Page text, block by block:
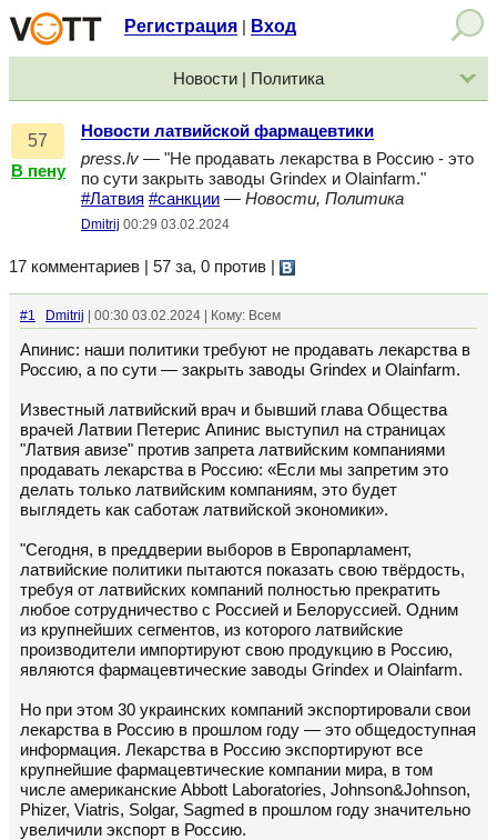
Регистрация Вход
Новости | Политика
57
В пену
Новости латвийской фармацевтики
press.lv — "Не продавать лекарства в Россию - это
по сути закрыть заводы Grindex и Olainfarm."
#Латвия #санкции — Новости, Политика
Dmitrij 00:29 03.02.2024
17 комментариев | 57 за, 0 против
#1 Dmitrij | 00:30 03.02.2024 | Кому: Всем
Апинис: наши политики требуют не продавать лекарства в
Россию, а по сути — закрыть заводы Grindex и Olainfarm.
Известный латвийский врач и бывший глава Общества
врачей Латвии Петерис Апинис выступил на страницах
"Латвия авизе" против запрета латвийским компаниями
продавать лекарства в Россию: «Если мы запретим это
делать только латвийским компаниям, это будет
выглядеть как саботаж латвийской экономики».
"Сегодня, в преддверии выборов в Европарламент,
латвийские политики пытаются показать свою твёрдость,
требуя от латвийских компаний полностью прекратить
любое сотрудничество с Россией и Белоруссией. Одним
из крупнейших сегментов, из которого латвийские
производители импортируют свою продукцию в Россию,
являются фармацевтические заводы Grindex и Olainfarm.
Но при этом 30 украинских компаний экспортировали свои
лекарства в Россию в прошлом году — это общедоступная
информация. Лекарства в Россию экспортируют все
крупнейшие фармацевтические компании мира, в том
числе американские Abbott Laboratories, Johnson&Johnson,
Phizer, Viatris, Solgar, Sagmed в прошлом году значительно
увеличили экспорт в Россию.